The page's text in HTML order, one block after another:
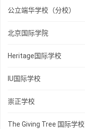
公立端华学校（分校）
北京国际学院
Heritage国际学校
IU国际学校
崇正学校
The Giving Tree 国际学校